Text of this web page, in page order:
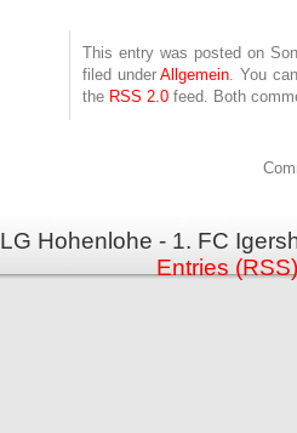
This entry was posted on
filed underAllgemein. You
the RSS 2.0 feed. Both
LG Hohenlohe - 1. FC
Entries (RSS)